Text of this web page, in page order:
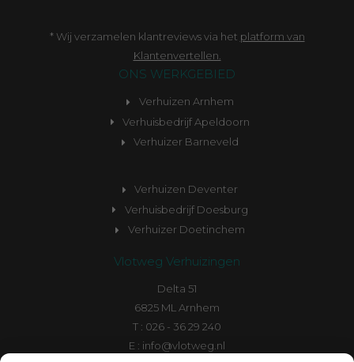
* Wij verzamelen klantreviews via het platform van
Klantenvertellen.
ONS WERKGEBIED
Verhuizen Arnhem
Verhuisbedrijf Apeldoorn
Verhuizer Barneveld
Verhuizen Deventer
Verhuisbedrijf Doesburg
Verhuizer Doetinchem
Vlotweg Verhuizingen
Delta 51
6825 ML Arnhem
T : 026 - 36 29 240
E : info@vlotweg.nl